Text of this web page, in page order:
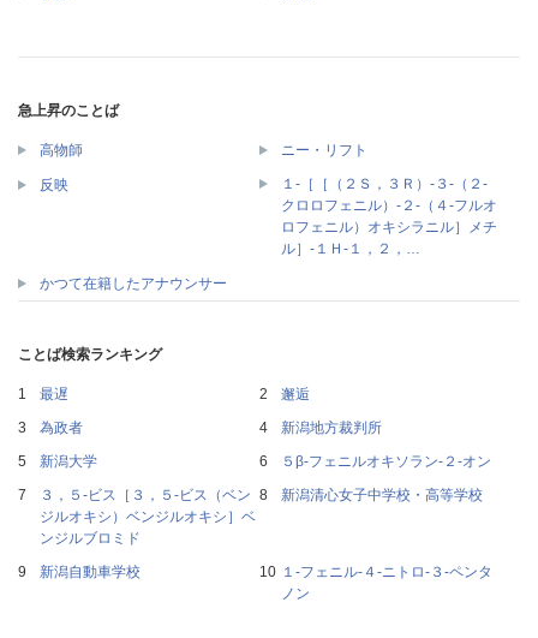
急上昇のことば
高物師 ニー・リフト
反映
１‐［［（２Ｓ，３Ｒ）‐３‐（２‐
クロロフェニル）‐２‐（４‐フルオ
ロフェニル）オキシラニル］メチ
ル］‐１Ｈ‐１，２，…
かつて在籍したアナウンサー
ことば検索ランキング
最遅
邂逅
為政者
新潟地方裁判所
新潟大学
５β‐フェニルオキソラン‐２‐オン
３，５‐ビス［３，５‐ビス（ベン
ジルオキシ）ベンジルオキシ］ベ
ンジルブロミド
新潟清心女子中学校・高等学校
新潟自動車学校
１‐フェニル‐４‐ニトロ‐３‐ペンタ
ノン